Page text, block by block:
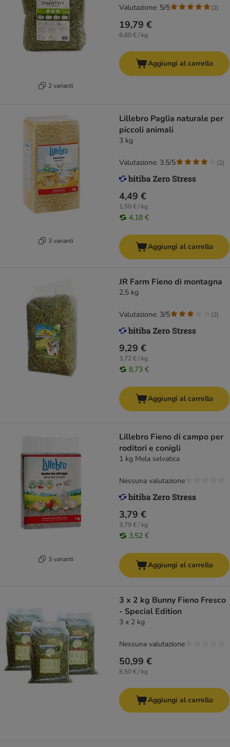
2 varianti
19,79 €
6,60 € / kg
Valutazione: 5/5 (2)
Aggiungi al carrello
3 varianti
Lillebro Paglia naturale per
piccoli animali
3 kg
4,49 €
1,50 € / kg
4,18 €
Valutazione: 3.5/5 (2)
Aggiungi al carrello
JR Farm Fieno di montagna
2,5 kg
9,29 €
3,72 € / kg
8,73 €
Valutazione: 3/5 (2)
Aggiungi al carrello
3 varianti
Lillebro Fieno di campo per
roditori e conigli
1 kg Mela selvatica
3,79 €
3,79 € / kg
3,52 €
Nessuna valutazione
Aggiungi al carrello
3 x 2 kg Bunny Fieno Fresco
- Special Edition
3 x 2 kg
50,99 €
8,50 € / kg
Nessuna valutazione
Aggiungi al carrello